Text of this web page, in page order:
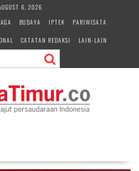
6, 2026
BUDAYA IPTEK
PARIWISATA
CATATAN REDAKSI LAIN-LAIN